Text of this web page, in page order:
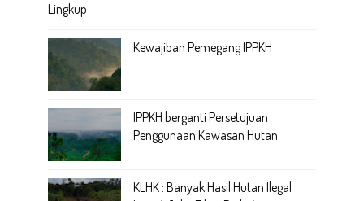
Lingkup
Kewajiban Pemegang IPPKH
IPPKH berganti Persetujuan
Penggunaan Kawasan Hutan
KLHK : Banyak Hasil Hutan Ilegal